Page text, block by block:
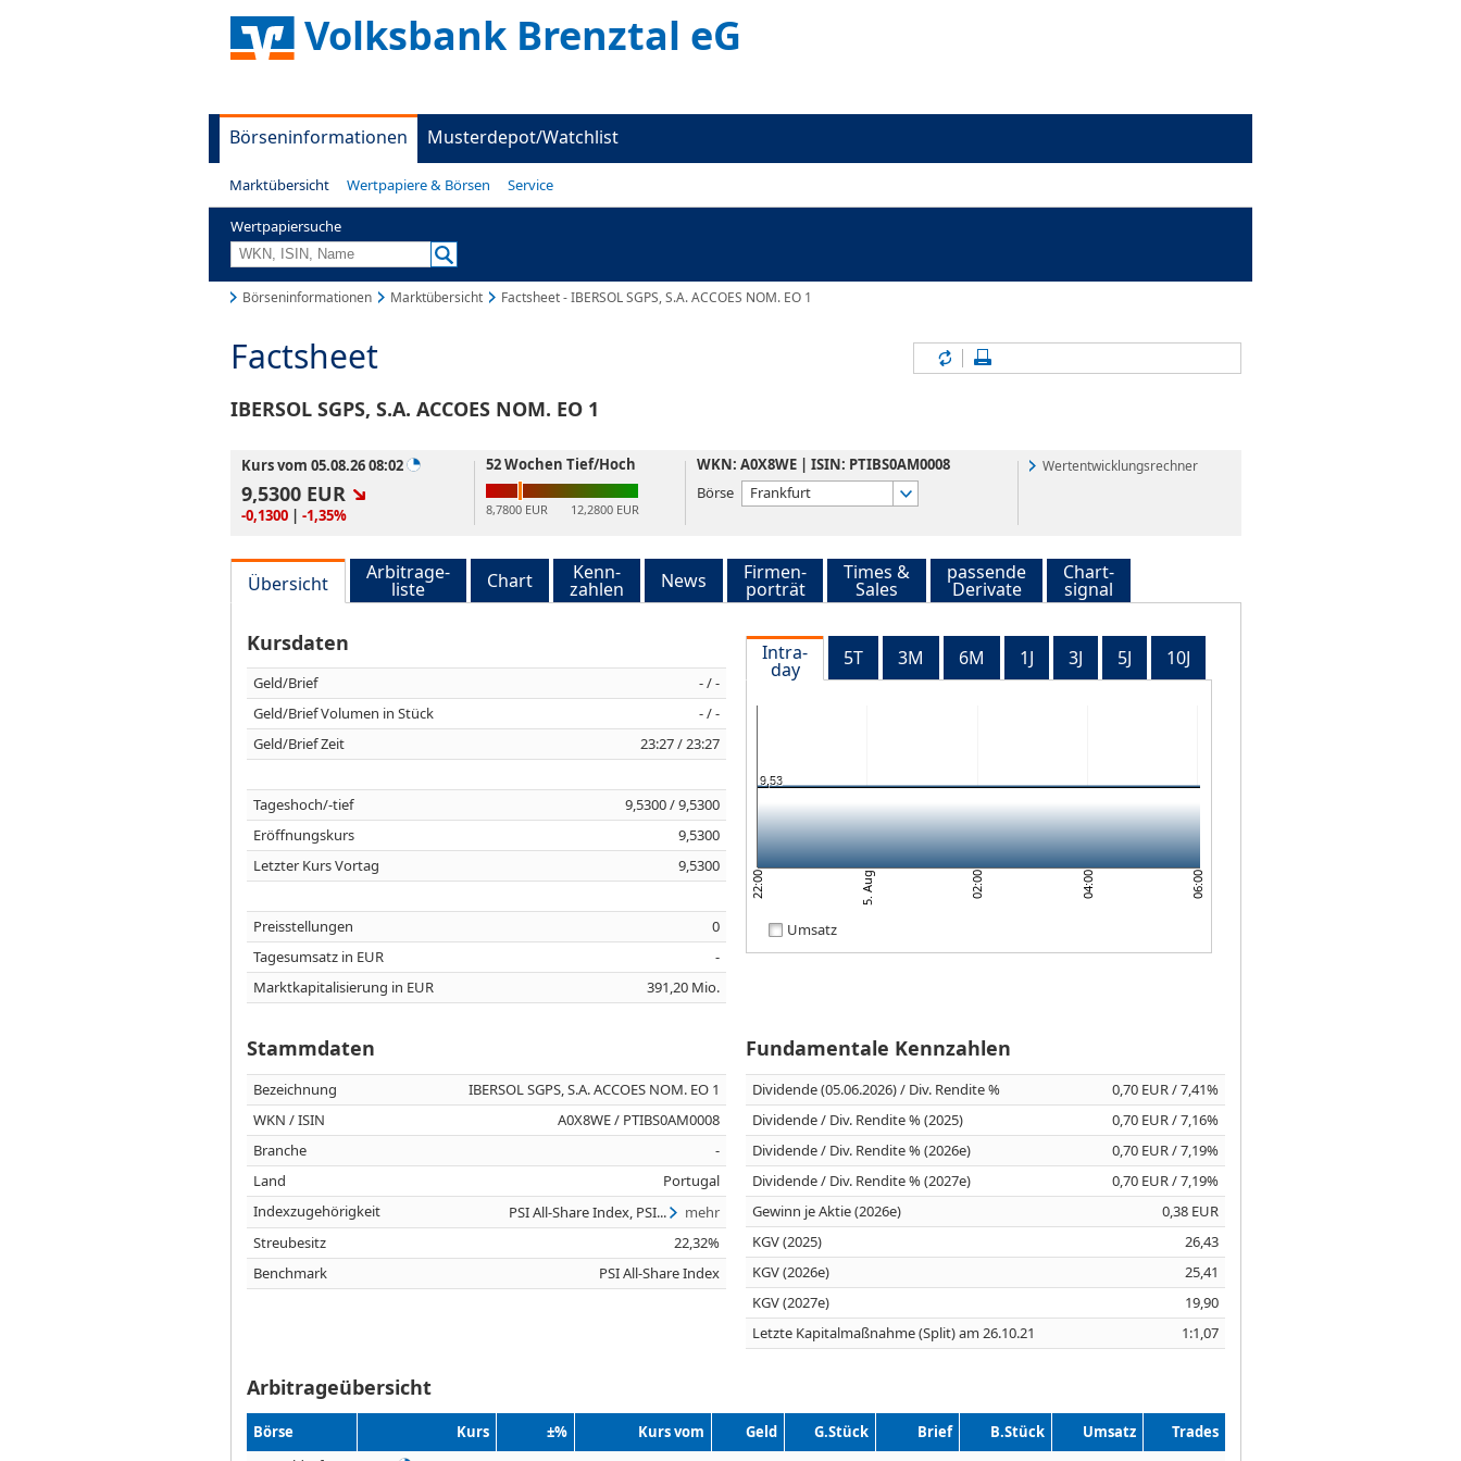
Volksbank Brenztal eG
Börseninformationen Musterdepot/Watchlist
Marktübersicht Wertpapiere & Börsen Service
Wertpapiersuche
Börseninformationen Marktübersicht Factsheet - IBERSOL SGPS, S.A. ACCOES NOM. EO 1
Factsheet
IBERSOL SGPS, S.A. ACCOES NOM. EO 1
Inhalte aktualisieren
Kurs vom 05.08.26 08:02
9,5300 EUR
-0,1300 | -1,35%
52 Wochen Tief/Hoch
8,7800 EUR 12,2800 EUR
WKN: A0X8WE | ISIN: PTIBS0AM0008
Börse
Frankfurt
Wertentwicklungsrechner
Übersicht Arbitrage-
liste Chart Kenn-
zahlen News Firmen-
porträt
Times &
Sales
passende
Derivate
Chart-
signal
Kursdaten
Geld/Brief
- / -
Geld/Brief Volumen in Stück
- / -
Geld/Brief Zeit
23:27 / 23:27
Tageshoch/-tief
9,5300 / 9,5300
Eröffnungskurs
9,5300
Letzter Kurs Vortag
9,5300
Preisstellungen
0
Tagesumsatz in EUR
-
Marktkapitalisierung in EUR
391,20 Mio.
Intra-
day 5T 3M 6M 1J 3J 5J 10J
22:00 5. Aug 02:00 04:00 06:00
9,53
Umsatz
Stammdaten
Bezeichnung
IBERSOL SGPS, S.A. ACCOES NOM. EO 1
WKN / ISIN
A0X8WE / PTIBS0AM0008
Branche
-
Land
Portugal
Indexzugehörigkeit
PSI All-Share Index, PSI...
mehr
Streubesitz
22,32%
Benchmark
PSI All-Share Index
Fundamentale Kennzahlen
Dividende (05.06.2026) / Div. Rendite %
0,70 EUR / 7,41%
Dividende / Div. Rendite % (2025)
0,70 EUR / 7,16%
Dividende / Div. Rendite % (2026e)
0,70 EUR / 7,19%
Dividende / Div. Rendite % (2027e)
0,70 EUR / 7,19%
Gewinn je Aktie (2026e)
0,38 EUR
KGV (2025)
26,43
KGV (2026e)
25,41
KGV (2027e)
19,90
Letzte Kapitalmaßnahme (Split) am 26.10.21
1:1,07
Arbitrageübersicht
Börse Kurs ±% Kurs vom Geld G.Stück Brief B.Stück Umsatz
Trades